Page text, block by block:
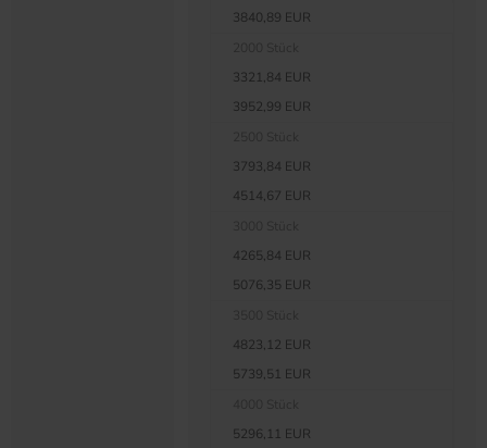
3840,89 EUR
3321,84 EUR
3952,99 EUR
3793,84 EUR
4514,67 EUR
4265,84 EUR
5076,35 EUR
4823,12 EUR
5739,51 EUR
5296,11 EUR